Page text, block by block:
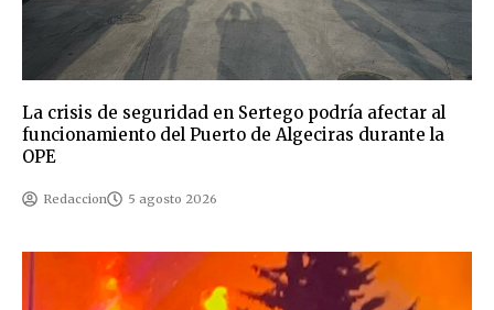
La crisis de seguridad en Sertego podría afectar al
funcionamiento del Puerto de Algeciras durante la
OPE
Redaccion 5 agosto 2026